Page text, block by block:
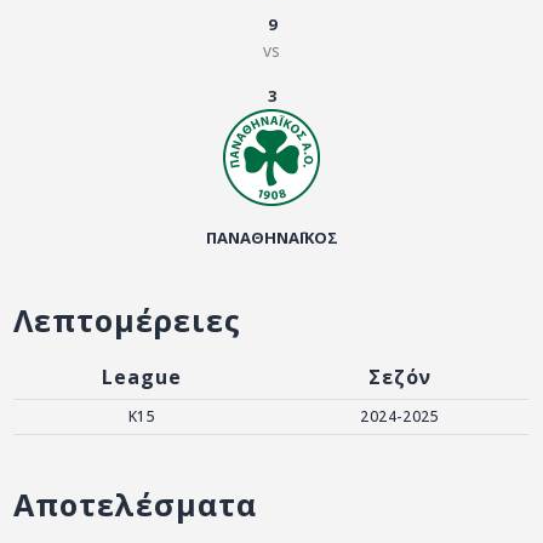
9
vs
3
ΠΑΝΑΘΗΝΑΪΚΟΣ
Λεπτομέρειες
League Σεζόν
K15 2024-2025
Αποτελέσματα